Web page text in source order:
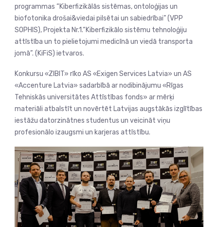
programmas “Kiberfizikālās sistēmas, ontoloģijas un
biofotonika drošai&viedai pilsētai un sabiedrībai” (VPP
SOPHIS), Projekta Nr.1.“Kiberfizikālo sistēmu tehnoloģiju
attīstība un to pielietojumi medicīnā un viedā transporta
jomā”. (KiFiS) ietvaros.
Konkursu «ZIBIT» rīko AS «Exigen Services Latvia» un AS
«Accenture Latvia» sadarbībā ar nodibinājumu «Rīgas
Tehniskās universitātes Attīstības fonds» ar mērķi
materiāli atbalstīt un novērtēt Latvijas augstākās izglītības
iestāžu datorzinātnes studentus un veicināt viņu
profesionālo izaugsmi un karjeras attīstību.